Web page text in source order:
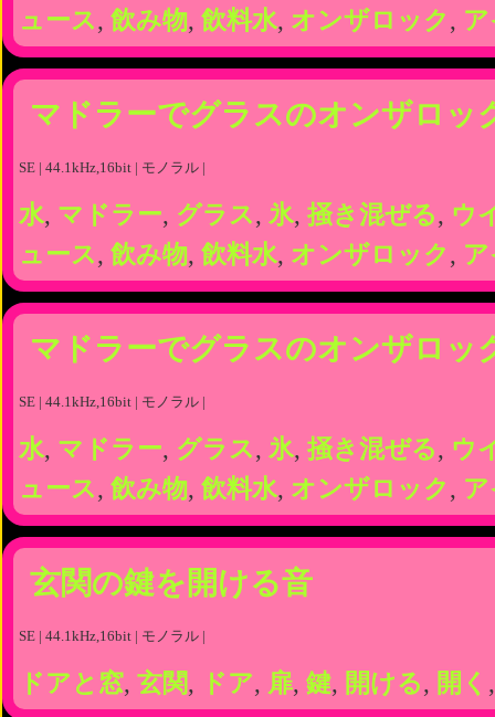
ュース, 飲み物, 飲料水, オンザロック ,
マドラーでグラスのオンザロッ
SE | 44.1kHz,16bit | モノラル |
水, マドラー, グラス, 氷, 掻き混ぜる, ウ
ュース, 飲み物, 飲料水, オンザロック ,
マドラーでグラスのオンザロッ
SE | 44.1kHz,16bit | モノラル |
水, マドラー, グラス, 氷, 掻き混ぜる, ウ
ュース, 飲み物, 飲料水, オンザロック ,
玄関の鍵を開ける音
SE | 44.1kHz,16bit | モノラル |
ドアと窓, 玄関, ドア, 扉, 鍵, 開ける, 開く